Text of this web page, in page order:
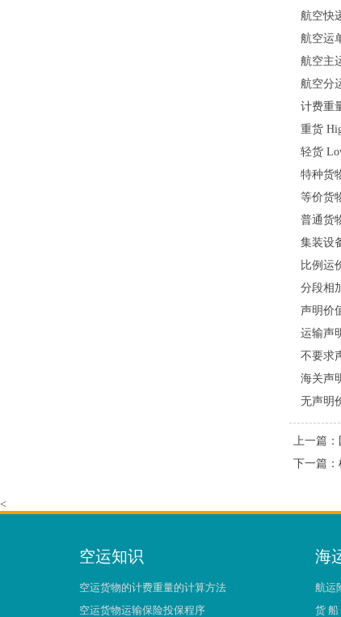
航空快
航空运
航空主
航空分
计费重
重货
轻货
特种货
等价货
普通货
集装设
比例运
分段相
声明价
运输声
不要求
海关声
无声明
上一篇：
下一篇：
<
空运知识
空运货物的计费重量的计算方法
空运货物运输保险投保程序
海
航运
货 船